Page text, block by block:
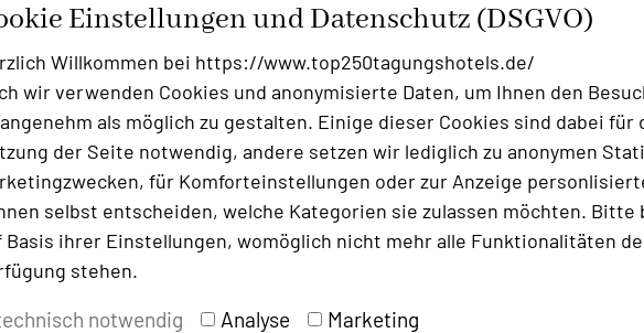
Einstellungen und Datenschutz (DSGVO)
Willkommen bei https://www.top250tagungshotels.de/
wir verwenden Cookies und anonymisierte Daten, um Ihnen den
als möglich zu gestalten. Einige dieser Cookies sind dabei für
der Seite notwendig, andere setzen wir lediglich zu anonymen
für Komforteinstellungen oder zur Anzeige
selbst entscheiden, welche Kategorien sie zulassen möchten. Bitte
Basis ihrer Einstellungen, womöglich nicht mehr alle Funktionalitäten
stehen.
notwendig Analyse Marketing
die Kosten pro Teilnehmer während der beschriebenen
vor Redaktionsschluss (15. März 2026) in Abstimmung mit den
Überprüfung unterzogen. Fehlerhafte Angaben fallen in die
Hotels oder resultieren aus Preiserhöhungen nach
ausdrücklich darauf hingewiesen, dass Preise saisonalen
können.
"Die besten Tagungshotels in Deutschland"